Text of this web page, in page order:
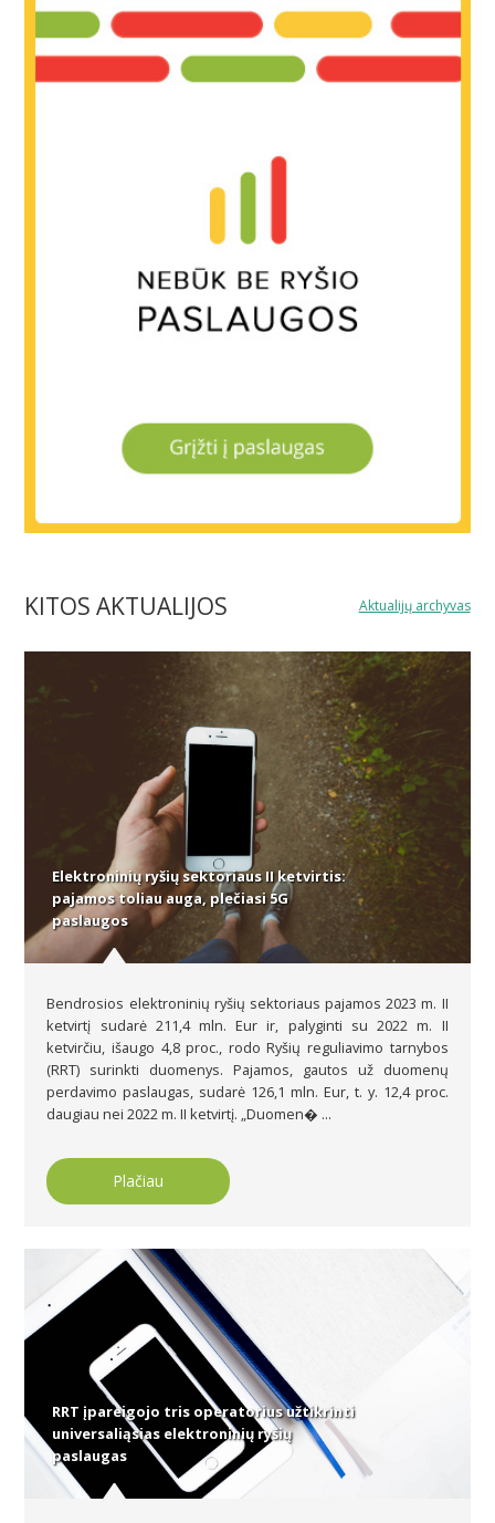
Aktualijų archyvas
KITOS AKTUALIJOS
Elektroninių ryšių sektoriaus II ketvirtis:
pajamos toliau auga, plečiasi 5G
paslaugos
Bendrosios elektroninių ryšių sektoriaus pajamos 2023 m. II
ketvirtį sudarė 211,4 mln. Eur ir, palyginti su 2022 m. II
ketvirčiu, išaugo 4,8 proc., rodo Ryšių reguliavimo tarnybos
(RRT) surinkti duomenys. Pajamos, gautos už duomenų
perdavimo paslaugas, sudarė 126,1 mln. Eur, t. y. 12,4 proc.
daugiau nei 2022 m. II ketvirtį. „Duomen� ...
Plačiau
RRT įpareigojo tris operatorius užtikrinti
universaliąsias elektroninių ryšių
paslaugas